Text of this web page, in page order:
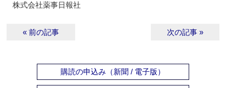
株式会社薬事日報社
« 前の記事 次の記事 »
購読の申込み（新聞 / 電子版）